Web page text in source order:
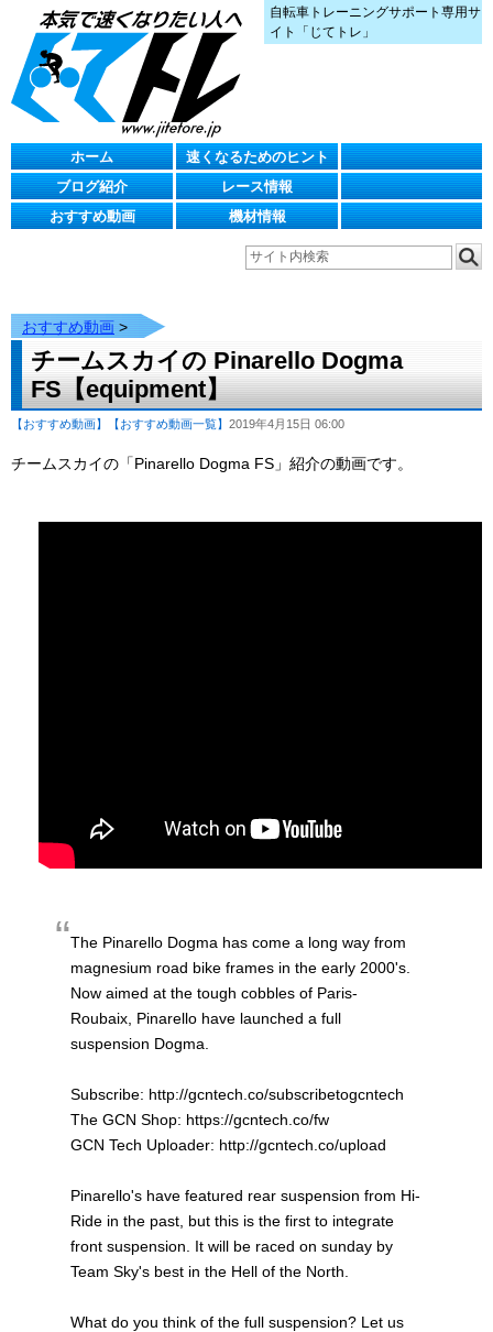
自転車トレーニングサポート専用サ
イト「じてトレ」
ホーム
速くなるためのヒント
ブログ紹介
レース情報
おすすめ動画
機材情報
おすすめ動画 >
チームスカイの Pinarello Dogma
FS【equipment】
【おすすめ動画】 【おすすめ動画一覧】 2019年4月15日 06:00
チームスカイの「Pinarello Dogma FS」紹介の動画です。
The Pinarello Dogma has come a long way from
magnesium road bike frames in the early 2000's.
Now aimed at the tough cobbles of Paris-
Roubaix, Pinarello have launched a full
suspension Dogma.
Subscribe: http://gcntech.co/subscribetogcntech
The GCN Shop: https://gcntech.co/fw
GCN Tech Uploader: http://gcntech.co/upload
Pinarello's have featured rear suspension from Hi-
Ride in the past, but this is the first to integrate
front suspension. It will be raced on sunday by
Team Sky's best in the Hell of the North.
What do you think of the full suspension? Let us